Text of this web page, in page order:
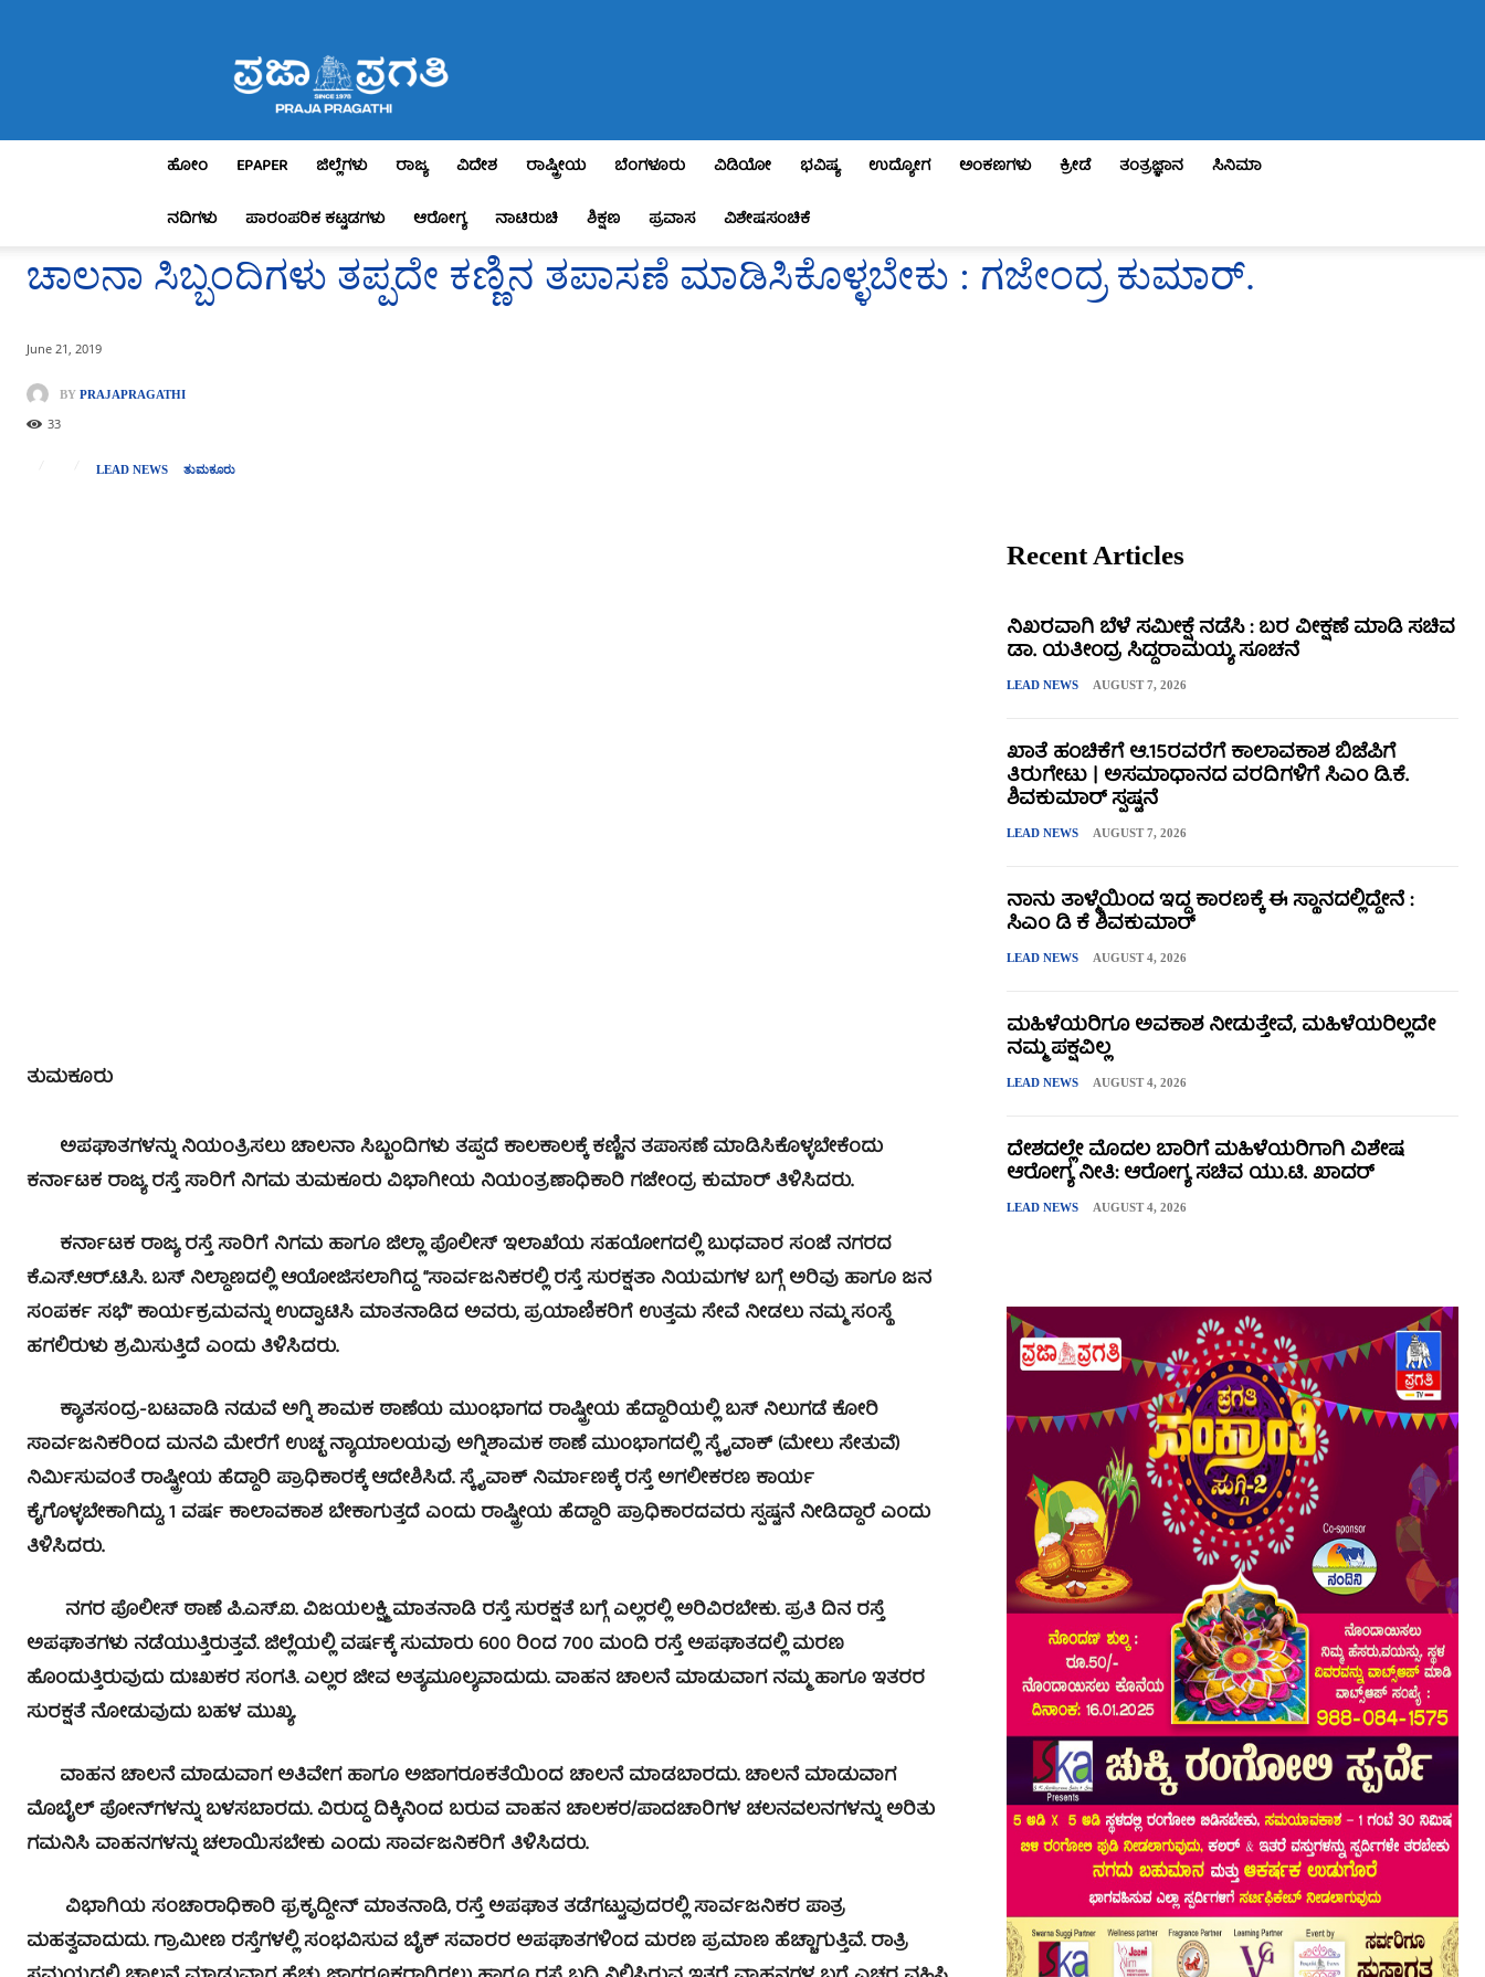
Pragathi
ಹೋಂ EPAPER ಜಿಲ್ಲೆಗಳು ರಾಜ್ಯ ವಿದೇಶ ರಾಷ್ಟ್ರೀಯ ಬೆಂಗಳೂರು ವಿಡಿಯೋ ಭವಿಷ್ಯ ಉದ್ಯೋಗ ಅಂಕಣಗಳು ಕ್ರೀಡೆ ತಂತ್ರಜ್ಞಾನ
ಸಿನಿಮಾ
ನದಿಗಳು
ಪಾರಂಪರಿಕ ಕಟ್ಟಡಗಳು ಆರೋಗ್ಯ ನಾಟಿರುಚಿ ಶಿಕ್ಷಣ ಪ್ರವಾಸ ವಿಶೇಷಸಂಚಿಕೆ
ಚಾಲನಾ ಸಿಬ್ಬಂದಿಗಳು ತಪ್ಪದೇ ಕಣ್ಣಿನ ತಪಾಸಣೆ ಮಾಡಿಸಿಕೊಳ್ಳಬೇಕು : ಗಜೇಂದ್ರ ಕುಮಾರ್.
June 21, 2019
BY PRAJAPRAGATHI
33
LEAD NEWS ತುಮಕೂರು
ತುಮಕೂರು
ಅಪಘಾತಗಳನ್ನು ನಿಯಂತ್ರಿಸಲು ಚಾಲನಾ ಸಿಬ್ಬಂದಿಗಳು ತಪ್ಪದೆ ಕಾಲಕಾಲಕ್ಕೆ ಕಣ್ಣಿನ ತಪಾಸಣೆ ಮಾಡಿಸಿಕೊಳ್ಳಬೇಕೆಂದು
ಕರ್ನಾಟಕ ರಾಜ್ಯ ರಸ್ತೆ ಸಾರಿಗೆ ನಿಗಮ ತುಮಕೂರು ವಿಭಾಗೀಯ ನಿಯಂತ್ರಣಾಧಿಕಾರಿ ಗಜೇಂದ್ರ ಕುಮಾರ್ ತಿಳಿಸಿದರು.
ಕರ್ನಾಟಕ ರಾಜ್ಯ ರಸ್ತೆ ಸಾರಿಗೆ ನಿಗಮ ಹಾಗೂ ಜಿಲ್ಲಾ ಪೊಲೀಸ್ ಇಲಾಖೆಯ ಸಹಯೋಗದಲ್ಲಿ ಬುಧವಾರ ಸಂಜೆ ನಗರದ
ಕೆ.ಎಸ್.ಆರ್.ಟಿ.ಸಿ. ಬಸ್ ನಿಲ್ದಾಣದಲ್ಲಿ ಆಯೋಜಿಸಲಾಗಿದ್ದ “ಸಾರ್ವಜನಿಕರಲ್ಲಿ ರಸ್ತೆ ಸುರಕ್ಷತಾ ನಿಯಮಗಳ ಬಗ್ಗೆ ಅರಿವು ಹಾಗೂ ಜನ
ಸಂಪರ್ಕ ಸಭೆ” ಕಾರ್ಯಕ್ರಮವನ್ನು ಉದ್ಘಾಟಿಸಿ ಮಾತನಾಡಿದ ಅವರು, ಪ್ರಯಾಣಿಕರಿಗೆ ಉತ್ತಮ ಸೇವೆ ನೀಡಲು ನಮ್ಮ ಸಂಸ್ಥೆ
ಹಗಲಿರುಳು ಶ್ರಮಿಸುತ್ತಿದೆ ಎಂದು ತಿಳಿಸಿದರು.
ಕ್ಯಾತಸಂದ್ರ-ಬಟವಾಡಿ ನಡುವೆ ಅಗ್ನಿ ಶಾಮಕ ಠಾಣೆಯ ಮುಂಭಾಗದ ರಾಷ್ಟ್ರೀಯ ಹೆದ್ದಾರಿಯಲ್ಲಿ ಬಸ್ ನಿಲುಗಡೆ ಕೋರಿ
ಸಾರ್ವಜನಿಕರಿಂದ ಮನವಿ ಮೇರೆಗೆ ಉಚ್ಛ ನ್ಯಾಯಾಲಯವು ಅಗ್ನಿಶಾಮಕ ಠಾಣೆ ಮುಂಭಾಗದಲ್ಲಿ ಸ್ಕೈವಾಕ್ (ಮೇಲು ಸೇತುವೆ)
ನಿರ್ಮಿಸುವಂತೆ ರಾಷ್ಟ್ರೀಯ ಹೆದ್ದಾರಿ ಪ್ರಾಧಿಕಾರಕ್ಕೆ ಆದೇಶಿಸಿದೆ. ಸ್ಕೈವಾಕ್ ನಿರ್ಮಾಣಕ್ಕೆ ರಸ್ತೆ ಅಗಲೀಕರಣ ಕಾರ್ಯ
ಕೈಗೊಳ್ಳಬೇಕಾಗಿದ್ದು, 1 ವರ್ಷ ಕಾಲಾವಕಾಶ ಬೇಕಾಗುತ್ತದೆ ಎಂದು ರಾಷ್ಟ್ರೀಯ ಹೆದ್ದಾರಿ ಪ್ರಾಧಿಕಾರದವರು ಸ್ಪಷ್ಟನೆ ನೀಡಿದ್ದಾರೆ ಎಂದು
ತಿಳಿಸಿದರು.
ನಗರ ಪೊಲೀಸ್ ಠಾಣೆ ಪಿ.ಎಸ್.ಐ. ವಿಜಯಲಕ್ಷ್ಮಿ ಮಾತನಾಡಿ ರಸ್ತೆ ಸುರಕ್ಷತೆ ಬಗ್ಗೆ ಎಲ್ಲರಲ್ಲಿ ಅರಿವಿರಬೇಕು. ಪ್ರತಿ ದಿನ ರಸ್ತೆ
ಅಪಘಾತಗಳು ನಡೆಯುತ್ತಿರುತ್ತವೆ. ಜಿಲ್ಲೆಯಲ್ಲಿ ವರ್ಷಕ್ಕೆ ಸುಮಾರು 600 ರಿಂದ 700 ಮಂದಿ ರಸ್ತೆ ಅಪಘಾತದಲ್ಲಿ ಮರಣ
ಹೊಂದುತ್ತಿರುವುದು ದುಃಖಕರ ಸಂಗತಿ. ಎಲ್ಲರ ಜೀವ ಅತ್ಯಮೂಲ್ಯವಾದುದು. ವಾಹನ ಚಾಲನೆ ಮಾಡುವಾಗ ನಮ್ಮ ಹಾಗೂ ಇತರರ
ಸುರಕ್ಷತೆ ನೋಡುವುದು ಬಹಳ ಮುಖ್ಯ.
ವಾಹನ ಚಾಲನೆ ಮಾಡುವಾಗ ಅತಿವೇಗ ಹಾಗೂ ಅಜಾಗರೂಕತೆಯಿಂದ ಚಾಲನೆ ಮಾಡಬಾರದು. ಚಾಲನೆ ಮಾಡುವಾಗ
ಮೊಬೈಲ್ ಪೋನ್‍ಗಳನ್ನು ಬಳಸಬಾರದು. ವಿರುದ್ಧ ದಿಕ್ಕಿನಿಂದ ಬರುವ ವಾಹನ ಚಾಲಕರ/ಪಾದಚಾರಿಗಳ ಚಲನವಲನಗಳನ್ನು ಅರಿತು
ಗಮನಿಸಿ ವಾಹನಗಳನ್ನು ಚಲಾಯಿಸಬೇಕು ಎಂದು ಸಾರ್ವಜನಿಕರಿಗೆ ತಿಳಿಸಿದರು.
ವಿಭಾಗಿಯ ಸಂಚಾರಾಧಿಕಾರಿ ಫ್ರಕೃದ್ದೀನ್ ಮಾತನಾಡಿ, ರಸ್ತೆ ಅಪಘಾತ ತಡೆಗಟ್ಟುವುದರಲ್ಲಿ ಸಾರ್ವಜನಿಕರ ಪಾತ್ರ
ಮಹತ್ವವಾದುದು. ಗ್ರಾಮೀಣ ರಸ್ತೆಗಳಲ್ಲಿ ಸಂಭವಿಸುವ ಬೈಕ್ ಸವಾರರ ಅಪಘಾತಗಳಿಂದ ಮರಣ ಪ್ರಮಾಣ ಹೆಚ್ಚಾಗುತ್ತಿವೆ. ರಾತ್ರಿ
Recent Articles
ನಿಖರವಾಗಿ ಬೆಳೆ ಸಮೀಕ್ಷೆ ನಡೆಸಿ : ಬರ ವೀಕ್ಷಣೆ ಮಾಡಿ ಸಚಿವ
ಡಾ. ಯತೀಂದ್ರ ಸಿದ್ದರಾಮಯ್ಯ ಸೂಚನೆ
LEAD NEWS AUGUST 7, 2026
ಖಾತೆ ಹಂಚಿಕೆಗೆ ಆ.15ರವರೆಗೆ ಕಾಲಾವಕಾಶ ಬಿಜೆಪಿಗೆ
ತಿರುಗೇಟು | ಅಸಮಾಧಾನದ ವರದಿಗಳಿಗೆ ಸಿಎಂ ಡಿ.ಕೆ.
ಶಿವಕುಮಾರ್ ಸ್ಪಷ್ಟನೆ
LEAD NEWS AUGUST 7, 2026
ನಾನು ತಾಳ್ಮೆಯಿಂದ ಇದ್ದ ಕಾರಣಕ್ಕೆ ಈ ಸ್ಥಾನದಲ್ಲಿದ್ದೇನೆ :
ಸಿಎಂ ಡಿ ಕೆ ಶಿವಕುಮಾರ್
LEAD NEWS AUGUST 4, 2026
ಮಹಿಳೆಯರಿಗೂ ಅವಕಾಶ ನೀಡುತ್ತೇವೆ, ಮಹಿಳೆಯರಿಲ್ಲದೇ
ನಮ್ಮ ಪಕ್ಷವಿಲ್ಲ
LEAD NEWS AUGUST 4, 2026
ದೇಶದಲ್ಲೇ ಮೊದಲ ಬಾರಿಗೆ ಮಹಿಳೆಯರಿಗಾಗಿ ವಿಶೇಷ
ಆರೋಗ್ಯ ನೀತಿ: ಆರೋಗ್ಯ ಸಚಿವ ಯು.ಟಿ. ಖಾದರ್
LEAD NEWS AUGUST 4, 2026